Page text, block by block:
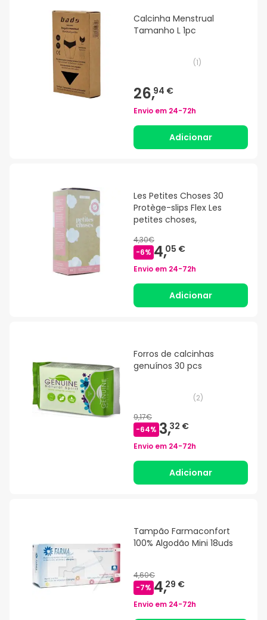
Calcinha Menstrual
Tamanho L 1pc
(1)
26,94 €
Envio em 24-72h
Adicionar
Les Petites Choses 30
Protège-slips Flex Les
petites choses,
4,30€
-6% 4,05 €
Envio em 24-72h
Adicionar
Forros de calcinhas
genuínos 30 pcs
(2)
9,17€
-64% 3,32 €
Envio em 24-72h
Adicionar
Tampão Farmaconfort
100% Algodão Mini 18uds
4,60€
-7% 4,29 €
Envio em 24-72h